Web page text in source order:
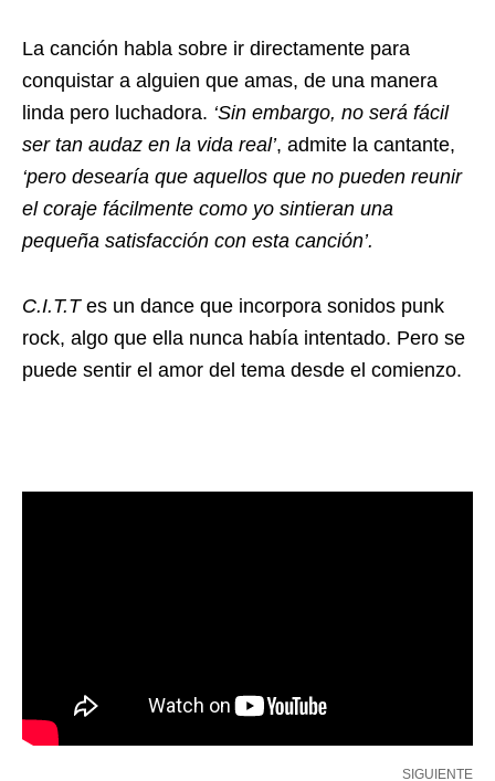
La canción habla sobre ir directamente para
conquistar a alguien que amas, de una manera
linda pero luchadora. ‘Sin embargo, no será fácil
ser tan audaz en la vida real’, admite la cantante,
‘pero desearía que aquellos que no pueden reunir
el coraje fácilmente como yo sintieran una
pequeña satisfacción con esta canción’.
C.I.T.T es un dance que incorpora sonidos punk
rock, algo que ella nunca había intentado. Pero se
puede sentir el amor del tema desde el comienzo.
SIGUIENTE